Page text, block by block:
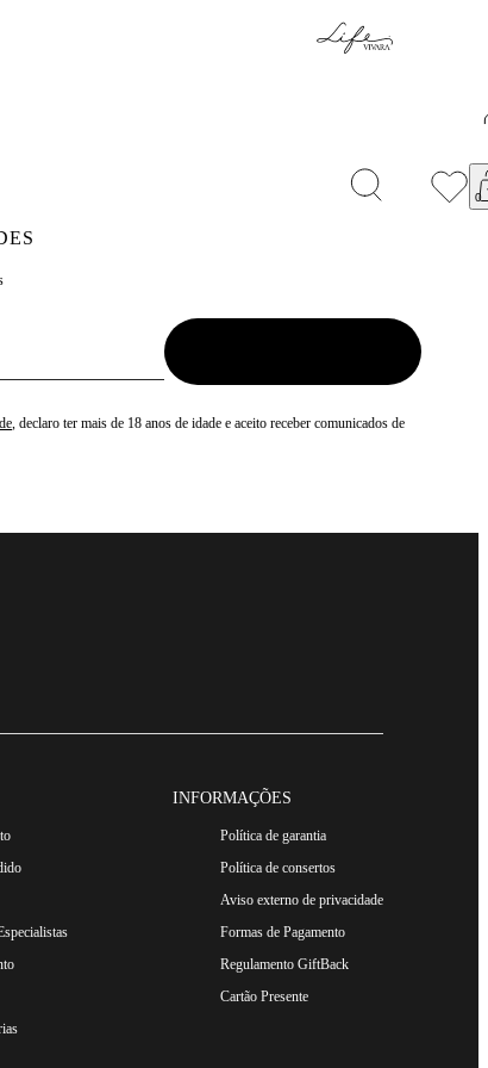
Off na primeira compra com o cupom
, declaro ter mais de 18 anos de idade e aceito receber comunicados de
INFORMAÇÕES
Política de garantia
Política de consertos
Aviso externo de privacidade
Formas de Pagamento
Regulamento GiftBack
Cartão Presente